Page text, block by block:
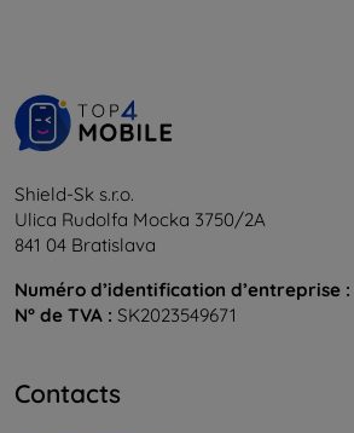
Shield-Sk s.r.o.
Ulica Rudolfa Mocka 3750/2A
841 04 Bratislava
Numéro d’identification d’entreprise :
N° de TVA : SK2023549671
Contacts